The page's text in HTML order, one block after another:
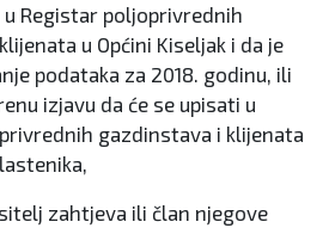
u Registar poljoprivrednih
u Općini Kiseljak i da je
podataka za 2018. godinu, ili
izjavu da će se upisati u
gazdinstava i klijenata
zahtjeva ili član njegove